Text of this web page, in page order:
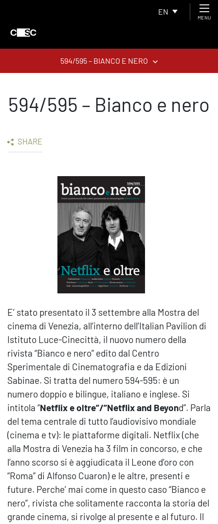
EN
MENU
594/595 – BIANCO E NERO
594/595 – Bianco e nero
SHARE
E’ stato presentato il 3 settembre alla Mostra del
cinema di Venezia, all’interno dell’Italian Pavilion di
Istituto Luce-Cinecittà, il nuovo numero della
rivista “Bianco e nero” edito dal Centro
Sperimentale di Cinematografia e da Edizioni
Sabinae. Si tratta del numero 594-595: è un
numero doppio e bilingue, italiano e inglese. Si
intitola “Netflix e oltre”/”Netflix and Beyond”. Parla
del tema centrale di tutto l’audiovisivo mondiale
(cinema e tv): le piattaforme digitali. Netflix (che
alla Mostra di Venezia ha 3 film in concorso, e che
l’anno scorso si è aggiudicata il Leone d’oro con
“Roma” di Alfonso Cuaron) e le altre, presenti e
future. Perche’ mai come in questo caso “Bianco e
nero”, rivista che solitamente racconta la storia del
grande cinema, si rivolge al presente e al futuro. Il